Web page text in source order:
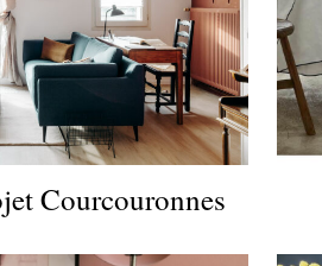
Courcouronnes